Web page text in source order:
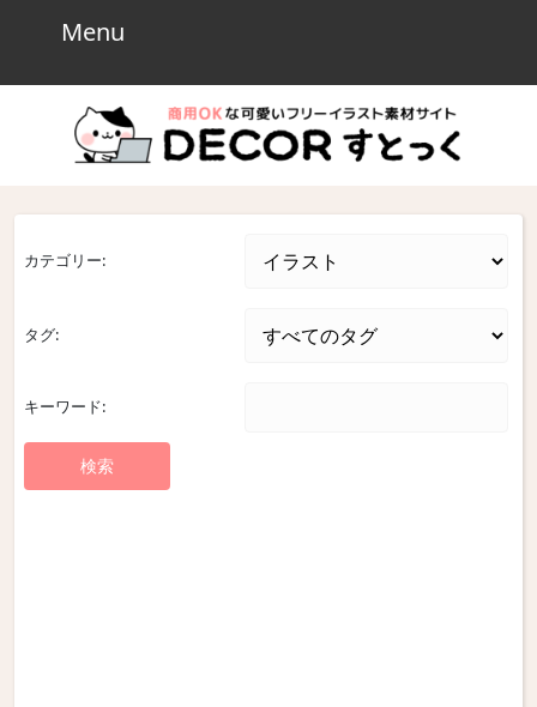
Menu
カテゴリー:
タグ:
キーワード: